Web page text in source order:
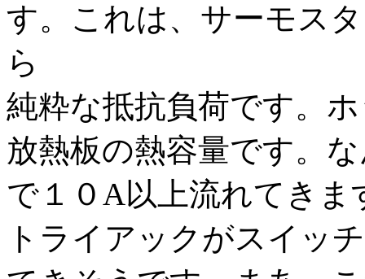
す。これは、サーモス
ら
純粋な抵抗負荷です。
放熱板の熱容量です。
で１０A以上流れてきま
トライアックがスイッ